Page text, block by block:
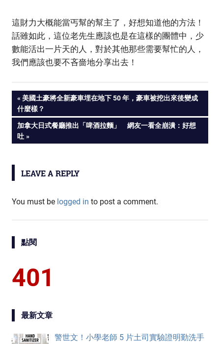
這財力大概能當丐幫的幫主了，好想知道他的方法！
話雖如此，這位老先生應該也是在這樣的團體中，少
數能活出一片天的人，對於其他那些需要幫忙的人，
我們應該也要不吝嗇地分享出去！
Post
navigation
PREVIOUS
POST:
美國土豪將全新豪車埋在地下 50 年，豪車被挖出來後變成
什麼樣？
NEXT
POST:
加拿大日式餐廳推出「啤酒拉麵」 網友一看全崩潰：好想
吐
LEAVE A REPLY
You must be logged in to post a comment.
點閱
401
最新文章
警世文！小學老師 5 片土司實驗證明勤洗手